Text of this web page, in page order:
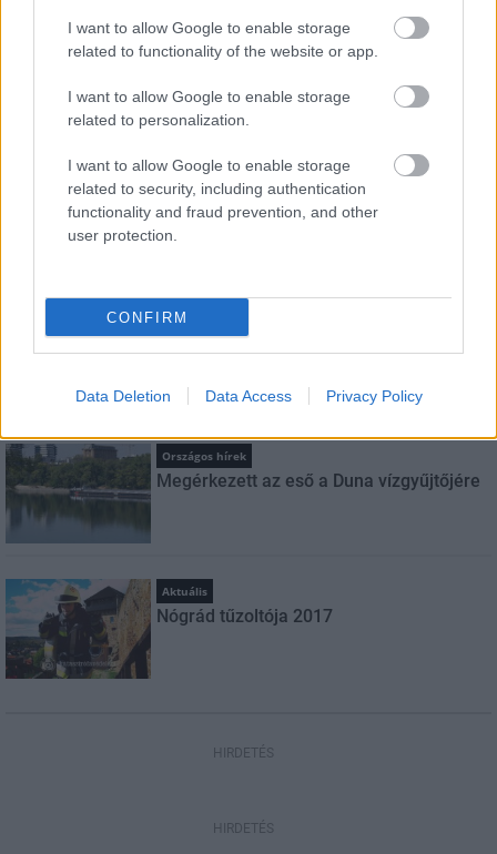
I want to allow Google to enable storage
related to functionality of the website or app.
I want to allow Google to enable storage
related to personalization.
I want to allow Google to enable storage
related to security, including authentication
functionality and fraud prevention, and other
user protection.
CONFIRM
Data Deletion Data Access Privacy Policy
E-mail cím
Feliratkozom a hírlevélre és elfogadom az
adatvédelmi
szabályzatot!
FELIRATKOZÁS
Országos hírek
Országos hírek
Megérkezett az eső a Duna vízgyűjtőjére
Aktuális
Nógrád tűzoltója 2017
HIRDETÉS
HIRDETÉS